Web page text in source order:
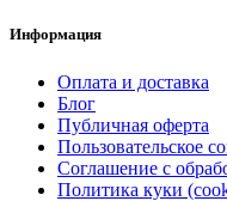
Информация
Оплата и доставка
Блог
Публичная оферта
Пользовательское
Соглашение с
Политика куки